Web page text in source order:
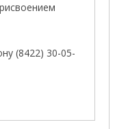
(8422) 30-05-